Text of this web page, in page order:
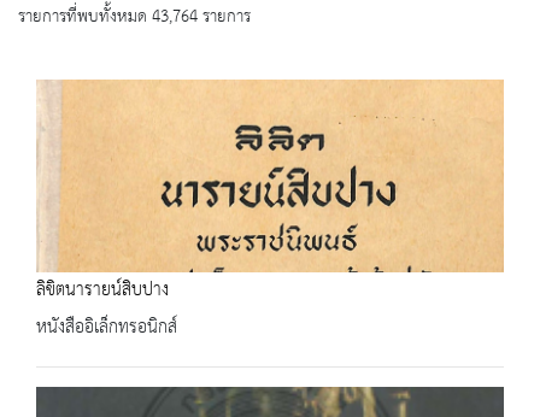
รายการที่พบทั้งหมด 43,764 รายการ
ลิขิตนารายน์สิบปาง
หนังสืออิเล็กทรอนิกส์